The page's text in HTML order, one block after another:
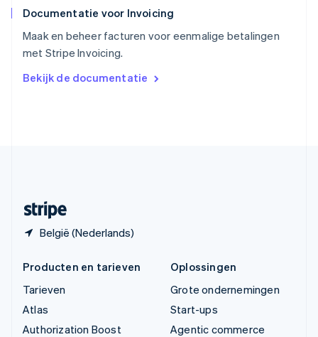
Documentatie voor Invoicing
Maak en beheer facturen voor eenmalige betalingen
met Stripe Invoicing.
Bekijk de documentatie
België (Nederlands)
Tsjechië
Vasteland van China
简体中文 English
English
Producten en tarieven
Tarieven
Atlas
Authorization Boost
Oplossingen
Grote ondernemingen
Start-ups
Agentic commerce